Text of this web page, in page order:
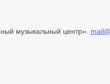
музыкальный центр».